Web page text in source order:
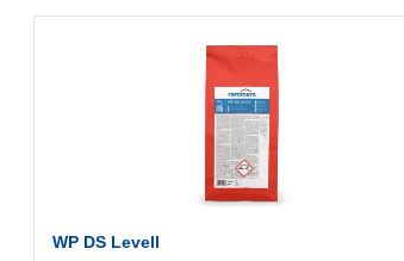
WP DS Levell